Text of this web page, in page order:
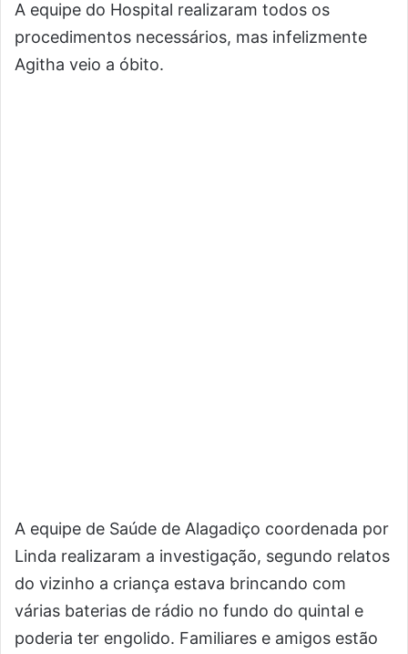
A equipe do Hospital realizaram todos os
procedimentos necessários, mas infelizmente
Agitha veio a óbito.
A equipe de Saúde de Alagadiço coordenada por
Linda realizaram a investigação, segundo relatos
do vizinho a criança estava brincando com
várias baterias de rádio no fundo do quintal e
poderia ter engolido. Familiares e amigos estão